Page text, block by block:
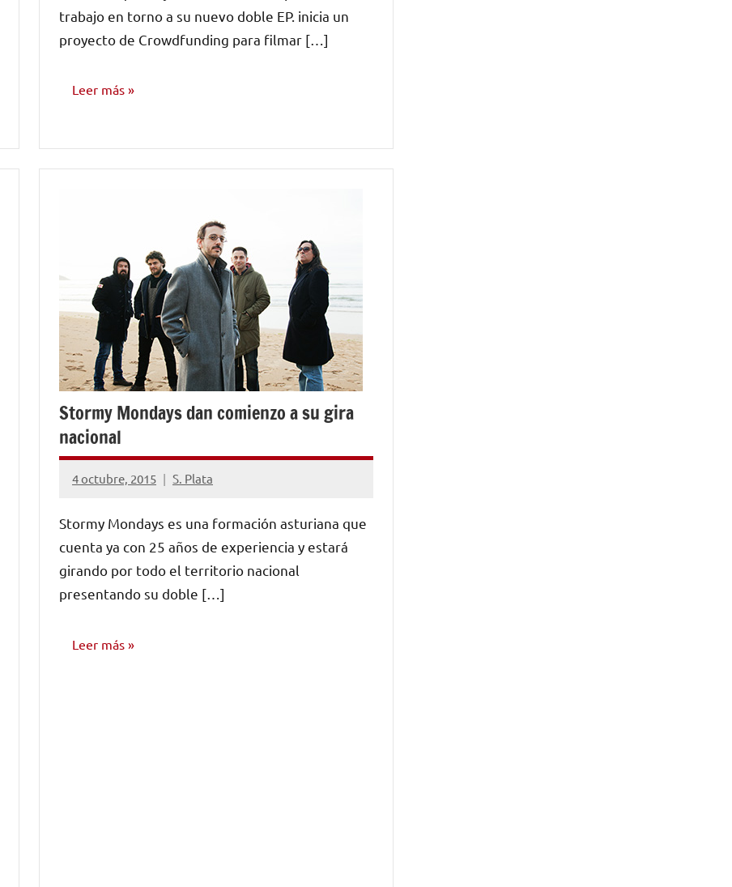
trabajo en torno a su nuevo doble EP. inicia un
proyecto de Crowdfunding para filmar […]
Leer más
Stormy Mondays dan comienzo a su gira
nacional
4 octubre, 2015 S. Plata
No
comentarios
Stormy Mondays es una formación asturiana que
cuenta ya con 25 años de experiencia y estará
girando por todo el territorio nacional
presentando su doble […]
Leer más